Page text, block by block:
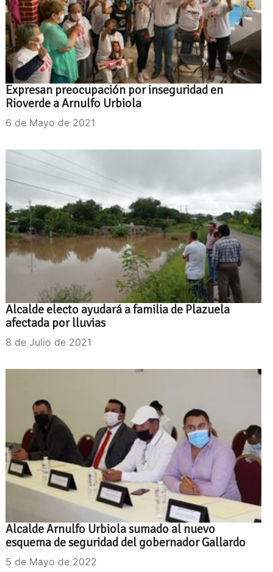
Expresan preocupación por inseguridad en
Rioverde a Arnulfo Urbiola
6 de Mayo de 2021
Alcalde electo ayudará a familia de Plazuela
afectada por lluvias
8 de Julio de 2021
Alcalde Arnulfo Urbiola sumado al nuevo
esquema de seguridad del gobernador Gallardo
5 de Mayo de 2022